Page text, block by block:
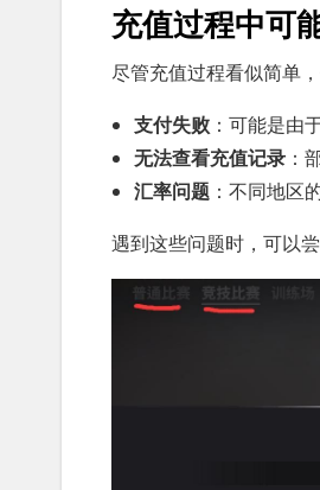
充值过程中可
尽管充值过程看似简单
支付失败 ：可能是由
无法查看充值记录 ：
汇率问题 ：不同地区
遇到这些问题时，可以